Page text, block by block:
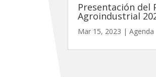
Presentación del
Agroindustrial
Mar 15, 2023 |Agenda